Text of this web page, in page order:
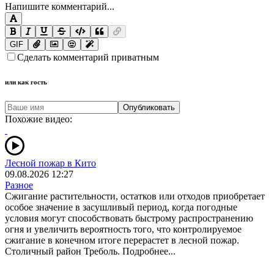
Напишите комментарий...
GIF
Сделать комментарий приватным
или как гость
Опубликовать
Похожие видео:
Лесной пожар в Кито
09.08.2026 12:27
Разное
Сжигание растительности, остатков или отходов приобретает
особое значение в засушливый период, когда погодные
условия могут способствовать быстрому распространению
огня и увеличить вероятность того, что контролируемое
сжигание в конечном итоге перерастет в лесной пожар.
Столичный район Треболь. Подробнее...